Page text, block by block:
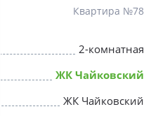
Квартира №78
2-комнатная
ЖК Чайковский
ЖК Чайковский
* Скидки предоставляются в